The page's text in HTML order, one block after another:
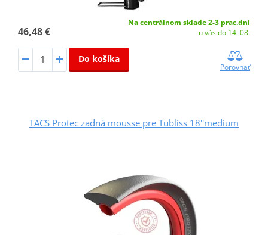
46,48 €
Na centrálnom sklade 2-3 prac.dni
u vás do 14. 08.
Do košíka
Porovnať
TACS Protec zadná mousse pre Tubliss 18''medium